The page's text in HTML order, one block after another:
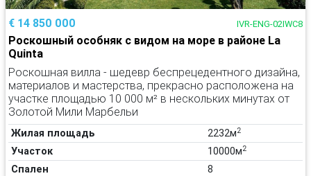
€ 14 850 000 IVR-ENG-02IWC8
Роскошный особняк с видом на море в районе La
Quinta
Роскошная вилла - шедевр беспрецедентного дизайна,
материалов и мастерства, прекрасно расположена на
участке площадью 10 000 м² в нескольких минутах от
Золотой Мили Марбельи
Жилая площадь 2232м2
Участок 10000м2
Спален 8